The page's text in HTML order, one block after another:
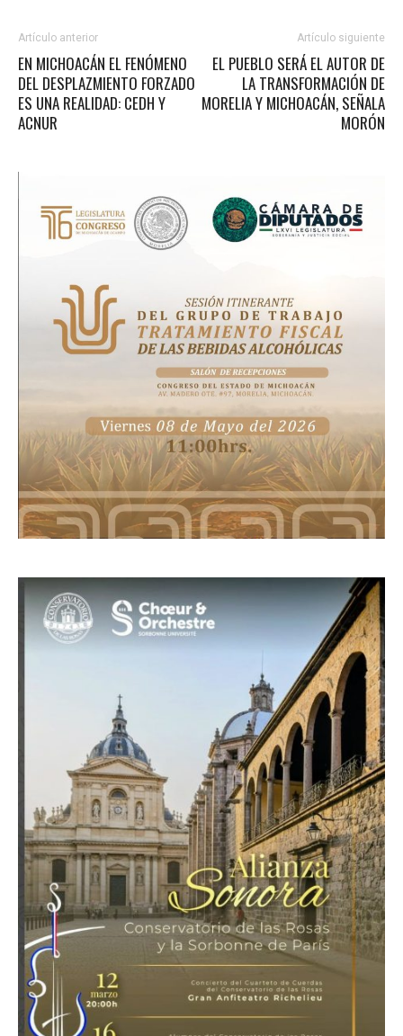
Artículo anterior
EN MICHOACÁN EL FENÓMENO
DEL DESPLAZMIENTO FORZADO
ES UNA REALIDAD: CEDH Y
ACNUR
Artículo siguiente
EL PUEBLO SERÁ EL AUTOR DE
LA TRANSFORMACIÓN DE
MORELIA Y MICHOACÁN, SEÑALA
MORÓN